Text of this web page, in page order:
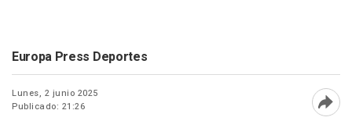
Europa Press Deportes
Lunes, 2 junio 2025
Publicado: 21:26